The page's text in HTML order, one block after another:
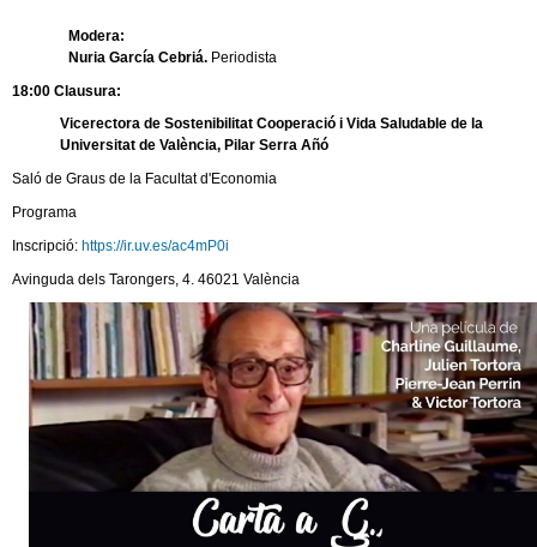
Modera:
Nuria García Cebriá. Periodista
18:00 Clausura:
Vicerectora de Sostenibilitat Cooperació i Vida Saludable de la
Universitat de València, Pilar Serra Añó
Saló de Graus de la Facultat d'Economia
Programa
Inscripció: https://ir.uv.es/ac4mP0i
Avinguda dels Tarongers, 4. 46021 València